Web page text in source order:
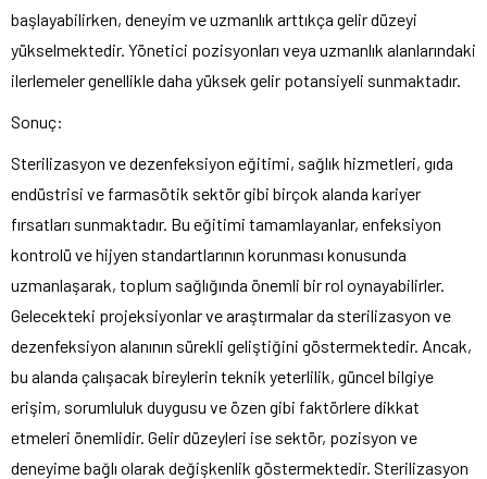
başlayabilirken, deneyim ve uzmanlık arttıkça gelir düzeyi
yükselmektedir. Yönetici pozisyonları veya uzmanlık alanlarındaki
ilerlemeler genellikle daha yüksek gelir potansiyeli sunmaktadır.
Sonuç:
Sterilizasyon ve dezenfeksiyon eğitimi, sağlık hizmetleri, gıda
endüstrisi ve farmasötik sektör gibi birçok alanda kariyer
fırsatları sunmaktadır. Bu eğitimi tamamlayanlar, enfeksiyon
kontrolü ve hijyen standartlarının korunması konusunda
uzmanlaşarak, toplum sağlığında önemli bir rol oynayabilirler.
Gelecekteki projeksiyonlar ve araştırmalar da sterilizasyon ve
dezenfeksiyon alanının sürekli geliştiğini göstermektedir. Ancak,
bu alanda çalışacak bireylerin teknik yeterlilik, güncel bilgiye
erişim, sorumluluk duygusu ve özen gibi faktörlere dikkat
etmeleri önemlidir. Gelir düzeyleri ise sektör, pozisyon ve
deneyime bağlı olarak değişkenlik göstermektedir. Sterilizasyon